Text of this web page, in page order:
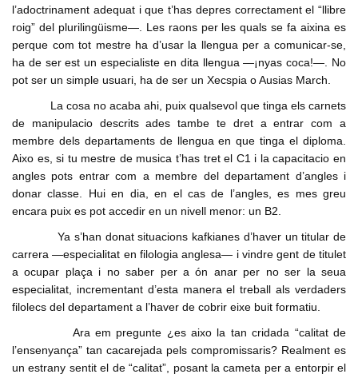
l’adoctrinament adequat i que t’has depres correctament el “llibre
roig” del plurilingüisme―. Les raons per les quals se fa aixina es
perque com tot mestre ha d’usar la llengua per a comunicar-se,
ha de ser est un especialiste en dita llengua ―¡nyas coca!―. No
pot ser un simple usuari, ha de ser un Xecspia o Ausias March.
La cosa no acaba ahi, puix qualsevol que tinga els carnets
de manipulacio descrits ades tambe te dret a entrar com a
membre dels departaments de llengua en que tinga el diploma.
Aixo es, si tu mestre de musica t’has tret el C1 i la capacitacio en
angles pots entrar com a membre del departament d’angles i
donar classe. Hui en dia, en el cas de l’angles, es mes greu
encara puix es pot accedir en un nivell menor: un B2.
Ya s’han donat situacions kafkianes d’haver un titular de
carrera ―especialitat en filologia anglesa― i vindre gent de titulet
a ocupar plaça i no saber per a ón anar per no ser la seua
especialitat, incrementant d’esta manera el treball als verdaders
filolecs del departament a l’haver de cobrir eixe buit formatiu.
Ara em pregunte ¿es aixo la tan cridada “calitat de
l’ensenyança” tan cacarejada pels compromissaris? Realment es
un estrany sentit el de “calitat”, posant la cameta per a entorpir el